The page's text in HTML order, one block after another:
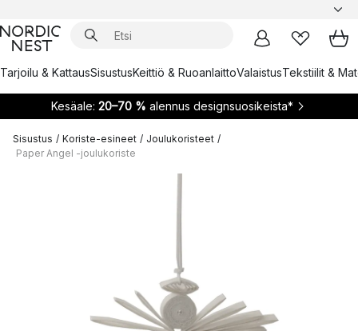
Tarjoilu & KattausSisustusKeittiö & RuoanlaittoValaistusTekstiilit &
Kesäale: 20–70 % alennus designsuosikeista*
Sisustus / Koriste-esineet / Joulukoristeet /
Paper Angel -joulukoriste